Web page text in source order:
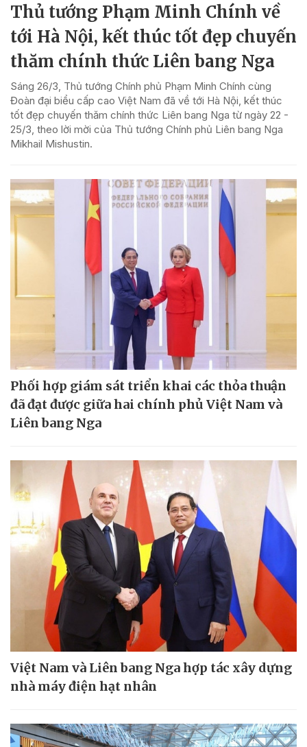
Thủ tướng Phạm Minh Chính về
tới Hà Nội, kết thúc tốt đẹp chuyến
thăm chính thức Liên bang Nga
Sáng 26/3, Thủ tướng Chính phủ Phạm Minh Chính cùng
Đoàn đại biểu cấp cao Việt Nam đã về tới Hà Nội, kết thúc
tốt đẹp chuyến thăm chính thức Liên bang Nga từ ngày 22 -
25/3, theo lời mời của Thủ tướng Chính phủ Liên bang Nga
Mikhail Mishustin.
Phối hợp giám sát triển khai các thỏa thuận
đã đạt được giữa hai chính phủ Việt Nam và
Liên bang Nga
Việt Nam và Liên bang Nga hợp tác xây dựng
nhà máy điện hạt nhân